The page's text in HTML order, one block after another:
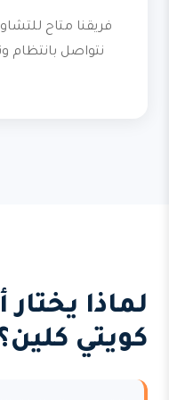
فريقنا متاح
نتواصل بانتظام
لماذا
كويتي